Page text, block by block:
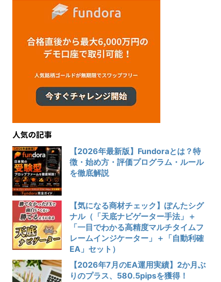
人気の記事
【2026年最新版】Fundoraとは？特
徴・始め方・評価プログラム・ルール
を徹底解説
【気になる商材チェック】ぽんたシグ
ナル（「天底ナビゲーター手法」＋
「一目でわかる高精度マルチタイムフ
レームインジケーター」＋「自動利確
EA」セット）
【2026年7月のEA運用実績】2か月ぶ
りのプラス、580.5pipsを獲得！